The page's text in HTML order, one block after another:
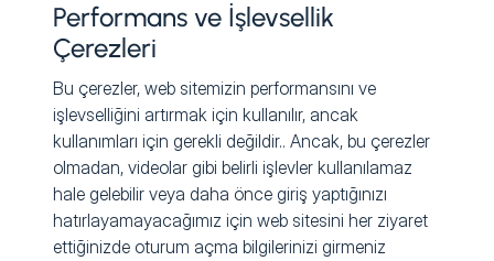
Performans ve İşlevsellik
Çerezleri
Bu çerezler, web sitemizin performansını ve
işlevselliğini artırmak için kullanılır, ancak
kullanımları için gerekli değildir.. Ancak, bu çerezler
olmadan, videolar gibi belirli işlevler kullanılamaz
hale gelebilir veya daha önce giriş yaptığınızı
hatırlayamayacağımız için web sitesini her ziyaret
ettiğinizde oturum açma bilgilerinizi girmeniz